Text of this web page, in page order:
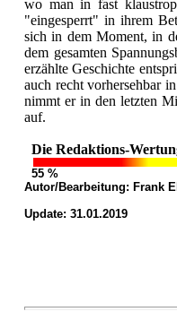
wo man in fast
"eingesperrt" in ihrem
sich in dem Moment, in
dem gesamten
erzählte Geschichte
auch recht vorhersehbar
nimmt er in den letzten
auf.
Die Redaktions-
55 %
Autor/Bearbeitung: Frank
Update: 31.01.2019